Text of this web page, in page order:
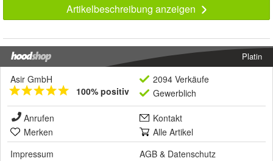
Artikelbeschreibung anzeigen
Platin
Asir GmbH
100% positiv
2094 Verkäufe
Gewerblich
Anrufen
Kontakt
Merken
Alle Artikel
Impressum
AGB & Datenschutz